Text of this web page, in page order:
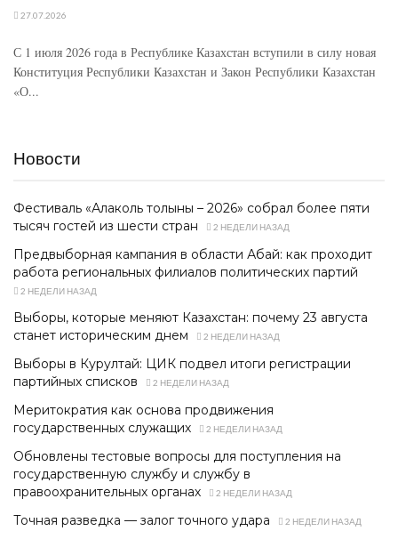
27.07.2026
С 1 июля 2026 года в Республике Казахстан вступили в силу новая
Конституция Республики Казахстан и Закон Республики Казахстан
«О...
Новости
Фестиваль «Алаколь толқыны – 2026» собрал более пяти
тысяч гостей из шести стран
2 НЕДЕЛИ НАЗАД
Предвыборная кампания в области Абай: как проходит
работа региональных филиалов политических партий
2 НЕДЕЛИ НАЗАД
Выборы, которые меняют Казахстан: почему 23 августа
станет историческим днем
2 НЕДЕЛИ НАЗАД
Выборы в Курултай: ЦИК подвел итоги регистрации
партийных списков
2 НЕДЕЛИ НАЗАД
Меритократия как основа продвижения
государственных служащих
2 НЕДЕЛИ НАЗАД
Обновлены тестовые вопросы для поступления на
государственную службу и службу в
правоохранительных органах
2 НЕДЕЛИ НАЗАД
Точная разведка — залог точного удара 2 НЕДЕЛИ НАЗАД